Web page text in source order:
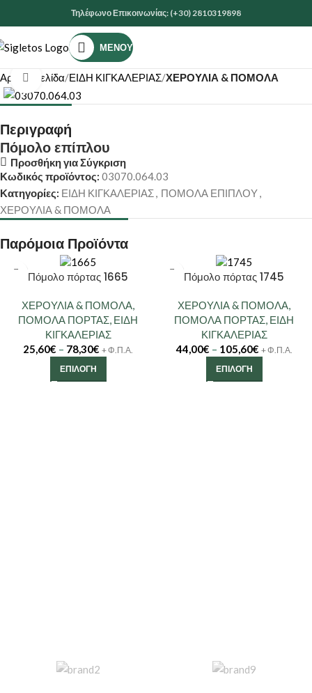
Τηλέφωνο Επικοινωνίας: (+30) 2810319898
ΜΕΝΟΎ
Αρχική σελίδα ΕΙΔΗ ΚΙΓΚΑΛΕΡΙΑΣ ΧΕΡΟΥΛΙΑ & ΠΟΜΟΛΑ
Κάντε κλικ για μεγέθυνση
Περιγραφή
Πόμολο επίπλου
Προσθήκη για Σύγκριση
Κωδικός προϊόντος: 03070.064.03
Κατηγορίες: ΕΙΔΗ ΚΙΓΚΑΛΕΡΙΑΣ, ΠΟΜΟΛΑ ΕΠΙΠΛΟΥ,
ΧΕΡΟΥΛΙΑ & ΠΟΜΟΛΑ
Παρόμοια Προϊόντα
Πόμολο πόρτας 1665
ΧΕΡΟΥΛΙΑ & ΠΟΜΟΛΑ,
ΠΟΜΟΛΑ ΠΟΡΤΑΣ, ΕΙΔΗ
ΚΙΓΚΑΛΕΡΙΑΣ
25,60€ – 78,30€ + Φ.Π.Α.
ΕΠΙΛΟΓΉ
Πόμολο πόρτας 1745
ΧΕΡΟΥΛΙΑ & ΠΟΜΟΛΑ,
ΠΟΜΟΛΑ ΠΟΡΤΑΣ, ΕΙΔΗ
ΚΙΓΚΑΛΕΡΙΑΣ
44,00€ – 105,60€ + Φ.Π.Α.
ΕΠΙΛΟΓΉ